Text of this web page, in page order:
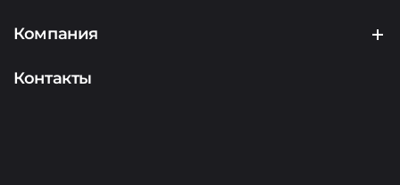
Аналитика
Аудит
Компания
О компании
Подрядчикам
Представителям сервисов
Контакты